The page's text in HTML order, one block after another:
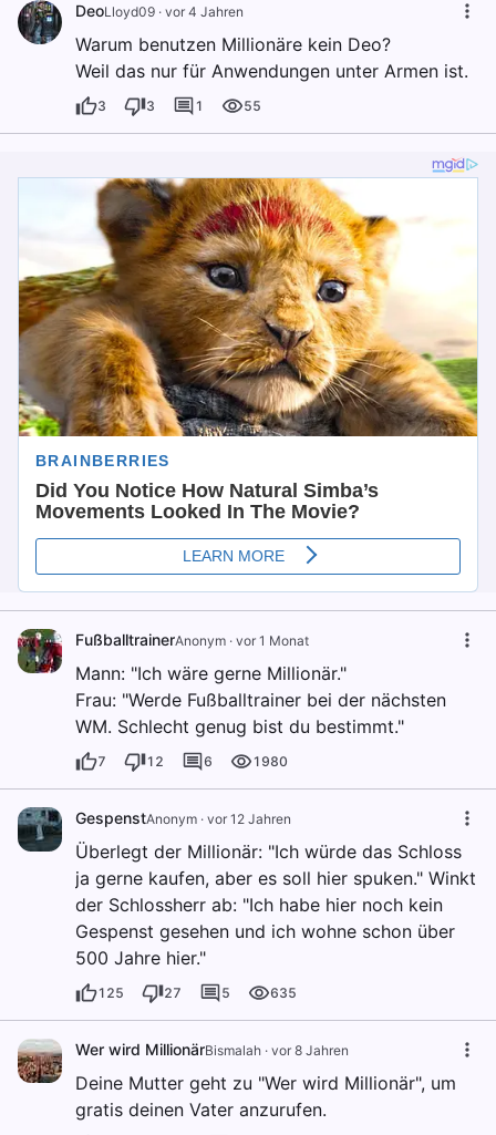
DeoLloyd09 · vor 4 Jahren
Warum benutzen Millionäre kein Deo?
Weil das nur für Anwendungen unter Armen ist.
3 3 1 55
FußballtrainerAnonym · vor 1 Monat
Mann: "Ich wäre gerne Millionär."
Frau: "Werde Fußballtrainer bei der nächsten
WM. Schlecht genug bist du bestimmt."
7 12 6 1980
GespenstAnonym · vor 12 Jahren
Überlegt der Millionär: "Ich würde das Schloss
ja gerne kaufen, aber es soll hier spuken." Winkt
der Schlossherr ab: "Ich habe hier noch kein
Gespenst gesehen und ich wohne schon über
500 Jahre hier."
125 27 5 635
Wer wird MillionärBismalah · vor 8 Jahren
Deine Mutter geht zu "Wer wird Millionär", um
gratis deinen Vater anzurufen.